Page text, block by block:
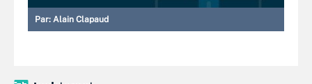
Par: Alain Clapaud